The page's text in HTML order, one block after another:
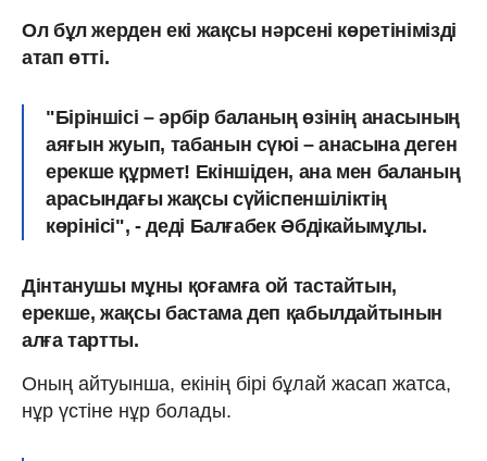
Ол бұл жерден екі жақсы нәрсені көретінімізді
атап өтті.
"Біріншісі – әрбір баланың өзінің анасының
аяғын жуып, табанын сүюі – анасына деген
ерекше құрмет! Екіншіден, ана мен баланың
арасындағы жақсы сүйіспеншіліктің
көрінісі", - деді Балғабек Әбдікайымұлы.
Дінтанушы мұны қоғамға ой тастайтын,
ерекше, жақсы бастама деп қабылдайтынын
алға тартты.
Оның айтуынша, екінің бірі бұлай жасап жатса,
нұр үстіне нұр болады.